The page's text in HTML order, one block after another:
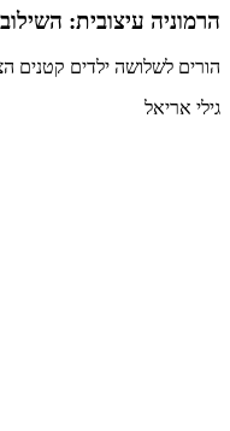
הרמוניה עיצובית:
הורים לשלושה ילדים קטנים
גילי אריאל